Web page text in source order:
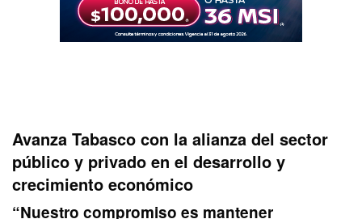
Avanza Tabasco con la alianza del sector
público y privado en el desarrollo y
crecimiento económico
“Nuestro compromiso es mantener